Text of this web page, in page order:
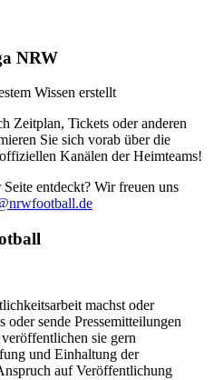
NRW
Wissen erstellt
Zeitplan, Tickets oder anderen
Sie sich vorab über die
Kanälen der Heimteams!
entdeckt? Wir freuen uns
machst oder
sende Pressemitteilungen
sie gern
und Einhaltung der
auf Veröffentlichung